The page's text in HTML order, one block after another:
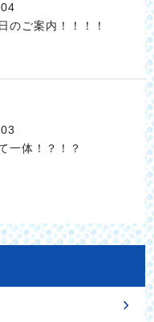
のご案内！！！！
一体！？！？